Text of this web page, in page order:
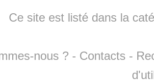
Ce site est listé dans la
nous ? - Contacts -